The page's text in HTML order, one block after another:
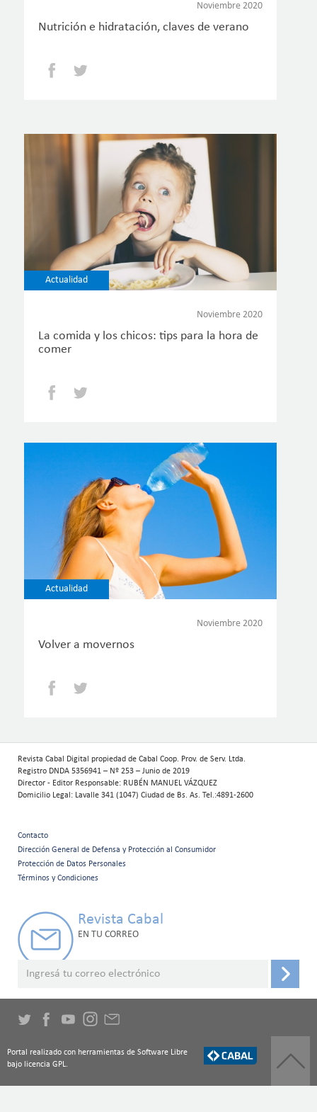
Noviembre 2020
Nutrición e hidratación, claves de verano
Facebook
Actualidad
Noviembre 2020
La comida y los chicos: tips para la hora de
comer
Facebook
Actualidad
Noviembre 2020
Volver a movernos
Facebook
Revista Cabal Digital propiedad de Cabal Coop. Prov. de Serv. Ltda.
Registro DNDA 5356941 – Nº 253 – Junio de 2019
Director - Editor Responsable: RUBÉN MANUEL VÁZQUEZ
Domicilio Legal: Lavalle 341 (1047) Ciudad de Bs. As. Tel.:4891-2600
Menú
secundario
Contacto
Dirección General de Defensa y Protección al Consumidor
Protección de Datos Personales
Términos y Condiciones
Revista Cabal
EN TU CORREO
Portal realizado con herramientas de Software Libre
bajo licencia GPL.